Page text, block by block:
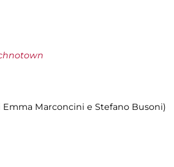
Emma Marconcini e Stefano Busoni)